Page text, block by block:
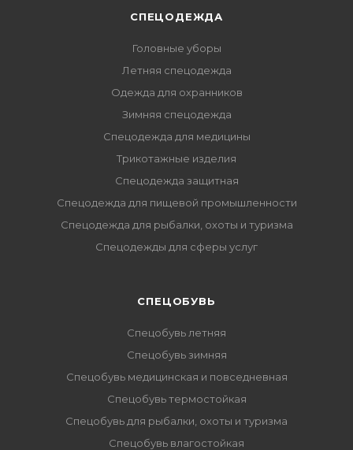
СПЕЦОДЕЖДА
Головные уборы
Летняя спецодежда
Одежда для охранников
Зимняя спецодежда
Спецодежда для медицины
Трикотажные изделия
Спецодежда защитная
Спецодежда для пищевой промышленности
Спецодежда для рыбалки, охоты и туризма
Спецодежды для сферы услуг
CПЕЦОБУВЬ
Спецобувь летняя
Спецобувь зимняя
Спецобувь медицинская и повседневная
Спецобувь термостойкая
Спецобувь для рыбалки, охоты и туризма
Спецобувь влагостойкая